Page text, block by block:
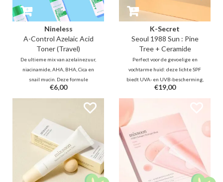
Nineless
A-Control Azelaic Acid
Toner (Travel)
De ultieme mix van azelaïnezuur,
niacinamide, AHA, BHA, Cica en
snail mucin. Deze formule
vervaagt vlekjes, reguleert talg
en kalmeert roodheid direct. Het
vermindert acne en herstelt de
barrière—dé perfecte match voor
de acne- en rosaceagevoelige
€6,00
K-Secret
Seoul 1988 Sun : Pine
Tree + Ceramide
Perfect voor de gevoelige en
vochtarme huid: deze lichte SPF
biedt UVA- en UVB-bescherming,
terwijl het de huidbarrière
versterkt met Pine Tree Extract
peptidecomplex en ceramiden
voor een kalmerend en
hydraterend effect.
€19,00